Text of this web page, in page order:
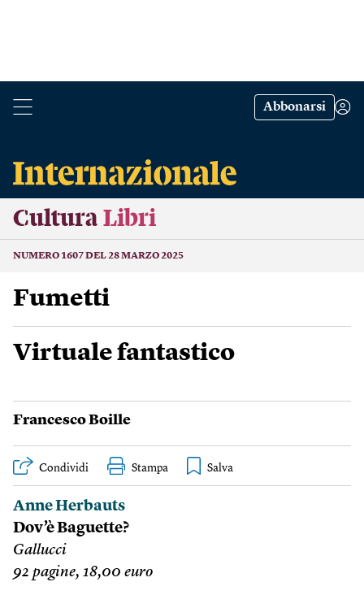
Abbonarsi
Cultura Libri
NUMERO 1607 DEL 28 MARZO 2025
Fumetti
Virtuale fantastico
Francesco Boille
Condividi Stampa
Anne Herbauts
Dov’è Baguette?
Gallucci
92 pagine, 18,00 euro